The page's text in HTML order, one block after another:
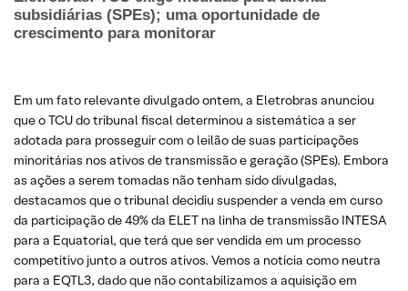
subsidiárias (SPEs); uma oportunidade de
crescimento para monitorar
Em um fato relevante divulgado ontem, a Eletrobras anunciou
que o TCU do tribunal fiscal determinou a sistemática a ser
adotada para prosseguir com o leilão de suas participações
minoritárias nos ativos de transmissão e geração (SPEs). Embora
as ações a serem tomadas não tenham sido divulgadas,
destacamos que o tribunal decidiu suspender a venda em curso
da participação de 49% da ELET na linha de transmissão INTESA
para a Equatorial, que terá que ser vendida em um processo
competitivo junto a outros ativos. Vemos a notícia como neutra
para a EQTL3, dado que não contabilizamos a aquisição em